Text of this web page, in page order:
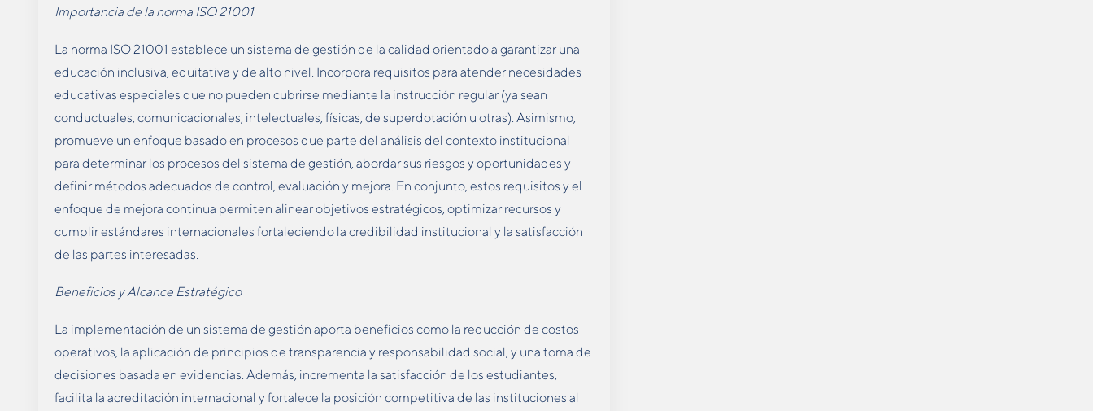
Importancia de la norma ISO 21001
La norma ISO 21001 establece un sistema de gestión de la calidad orientado a garantizar una
educación inclusiva, equitativa y de alto nivel. Incorpora requisitos para atender necesidades
educativas especiales que no pueden cubrirse mediante la instrucción regular (ya sean
conductuales, comunicacionales, intelectuales, físicas, de superdotación u otras). Asimismo,
promueve un enfoque basado en procesos que parte del análisis del contexto institucional
para determinar los procesos del sistema de gestión, abordar sus riesgos y oportunidades y
definir métodos adecuados de control, evaluación y mejora. En conjunto, estos requisitos y el
enfoque de mejora continua permiten alinear objetivos estratégicos, optimizar recursos y
cumplir estándares internacionales fortaleciendo la credibilidad institucional y la satisfacción
de las partes interesadas.
Beneficios y Alcance Estratégico
La implementación de un sistema de gestión aporta beneficios como la reducción de costos
operativos, la aplicación de principios de transparencia y responsabilidad social, y una toma de
decisiones basada en evidencias. Además, incrementa la satisfacción de los estudiantes,
facilita la acreditación internacional y fortalece la posición competitiva de las instituciones al